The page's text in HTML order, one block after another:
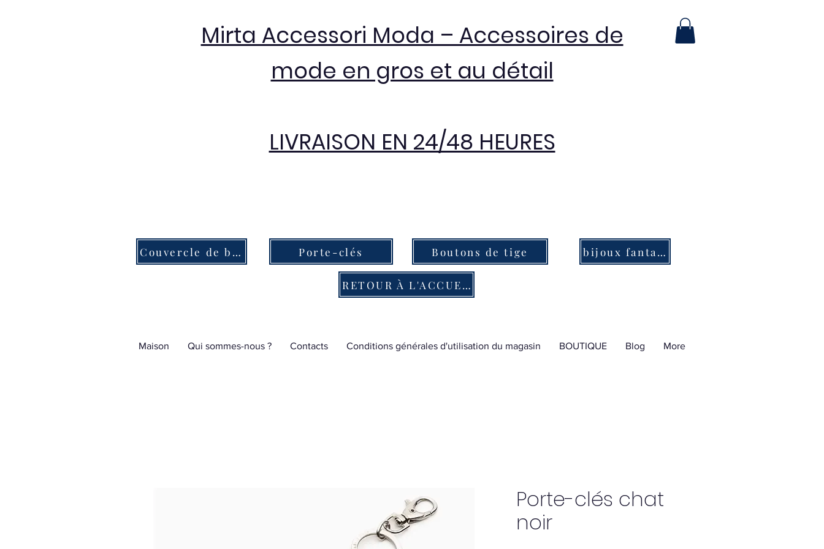
Mirta Accessori Moda – Accessoires de
mode en gros et au détail
LIVRAISON EN 24/48 HEURES
Couvercle de bouton Porte-clés Boutons de tige bijoux fantaisie
RETOUR À L'ACCUEIL
Maison Qui sommes-nous ? Contacts Conditions générales d'utilisation du magasin BOUTIQUE Blog More
Porte-clés chat
noir